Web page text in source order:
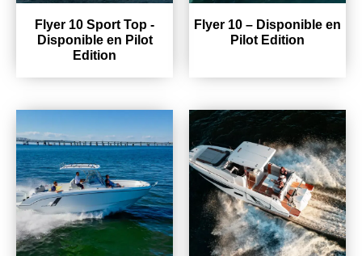
Flyer 10 Sport Top -
Disponible en Pilot
Edition
Flyer 10 – Disponible en
Pilot Edition